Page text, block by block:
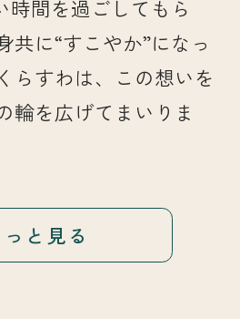
時間を過ごしてもら
共に“すこやか”になっ
らすわは、この想いを
輪を広げてまいりま
っと見る